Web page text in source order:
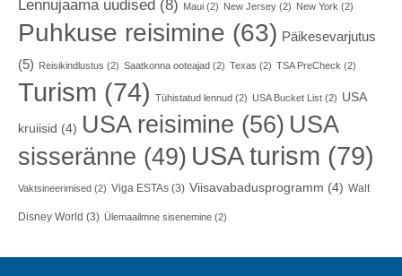
Lennujaama uudised (8) Maui (2) New Jersey (2) New York (2)
Puhkuse reisimine (63) Päikesevarjutus
(5) Reisikindlustus (2) Saatkonna ooteajad (2) Texas (2) TSA PreCheck (2)
Turism (74) Tühistatud lennud (2) USA Bucket List (2) USA
kruiisid (4) USA reisimine (56) USA
sisseränne (49) USA turism (79)
Vaktsineerimised (2) Viga ESTAs (3) Viisavabadusprogramm (4) Walt
Disney World (3) Ülemaailmne sisenemine (2)